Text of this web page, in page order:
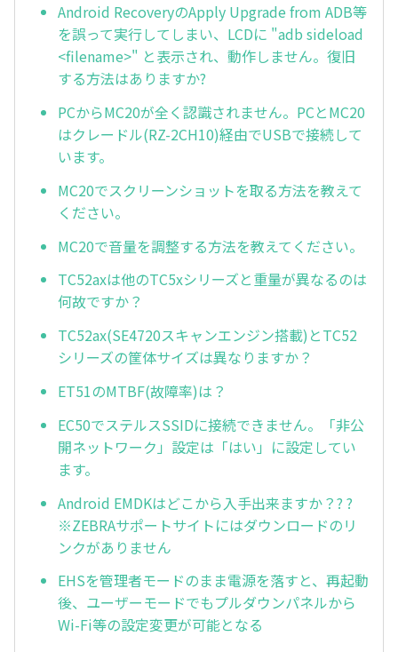
Android RecoveryのApply Upgrade from ADB等
を誤って実行してしまい、LCDに "adb sideload
<filename>" と表示され、動作しません。復旧
する方法はありますか?
PCからMC20が全く認識されません。PCとMC20
はクレードル(RZ-2CH10)経由でUSBで接続して
います。
MC20でスクリーンショットを取る方法を教えて
ください。
MC20で音量を調整する方法を教えてください。
TC52axは他のTC5xシリーズと重量が異なるのは
何故ですか？
TC52ax(SE4720スキャンエンジン搭載)とTC52
シリーズの筐体サイズは異なりますか？
ET51のMTBF(故障率)は？
EC50でステルスSSIDに接続できません。「非公
開ネットワーク」設定は「はい」に設定してい
ます。
Android EMDKはどこから入手出来ますか？? ?
※ZEBRAサポートサイトにはダウンロードのリ
ンクがありません
EHSを管理者モードのまま電源を落すと、再起動
後、ユーザーモードでもプルダウンパネルから
Wi-Fi等の設定変更が可能となる